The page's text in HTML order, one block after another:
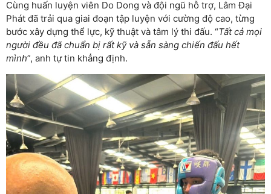
Cùng huấn luyện viên Do Dong và đội ngũ hỗ trợ, Lâm Đại
Phát đã trải qua giai đoạn tập luyện với cường độ cao, từng
bước xây dựng thể lực, kỹ thuật và tâm lý thi đấu. “Tất cả mọi
người đều đã chuẩn bị rất kỹ và sẵn sàng chiến đấu hết
mình”, anh tự tin khẳng định.